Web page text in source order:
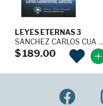
LEYES ETERNAS 3
SANCHEZ CARLOS CUA ...
$ 189.00